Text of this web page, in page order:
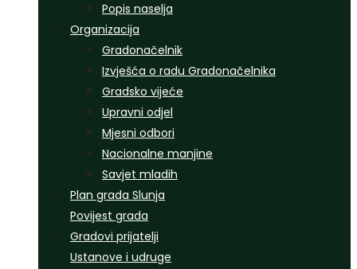
Popis naselja
Organizacija
Gradonačelnik
Izvješća o radu Gradonačelnika
Gradsko vijeće
Upravni odjel
Mjesni odbori
Nacionalne manjine
Savjet mladih
Plan grada Slunja
Povijest grada
Gradovi prijatelji
Ustanove i udruge